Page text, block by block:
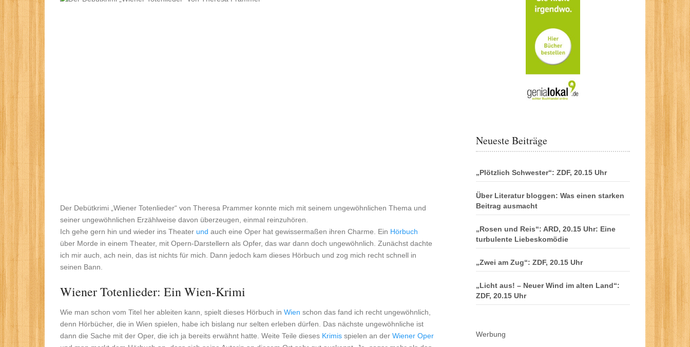
Der Debütkrimi „Wiener Totenlieder“ von Theresa Prammer konnte mich mit seinem ungewöhnlichen Thema und
seiner ungewöhnlichen Erzählweise davon überzeugen, einmal reinzuhören.
Ich gehe gern hin und wieder ins Theater und auch eine Oper hat gewissermaßen ihren Charme. Ein Hörbuch
über Morde in einem Theater, mit Opern-Darstellern als Opfer, das war dann doch ungewöhnlich. Zunächst dachte
ich mir auch, ach nein, das ist nichts für mich. Dann jedoch kam dieses Hörbuch und zog mich recht schnell in
seinen Bann.
Wiener Totenlieder: Ein Wien-Krimi
Wie man schon vom Titel her ableiten kann, spielt dieses Hörbuch in Wien schon das fand ich recht ungewöhnlich,
denn Hörbücher, die in Wien spielen, habe ich bislang nur selten erleben dürfen. Das nächste ungewöhnliche ist
dann die Sache mit der Oper, die ich ja bereits erwähnt hatte. Weite Teile dieses Krimis spielen an der Wiener Oper
Neueste Beiträge
„Plötzlich Schwester“: ZDF, 20.15 Uhr
Über Literatur bloggen: Was einen starken
Beitrag ausmacht
„Rosen und Reis“: ARD, 20.15 Uhr: Eine
turbulente Liebeskomödie
„Zwei am Zug“: ZDF, 20.15 Uhr
„Licht aus! – Neuer Wind im alten Land“:
ZDF, 20.15 Uhr
Werbung